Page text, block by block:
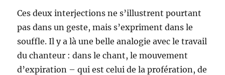
Ces deux interjections ne s’illustrent pourtant
pas dans un geste, mais s’expriment dans le
souffle. Il y a là une belle analogie avec le travail
du chanteur : dans le chant, le mouvement
d’expiration – qui est celui de la profération, de